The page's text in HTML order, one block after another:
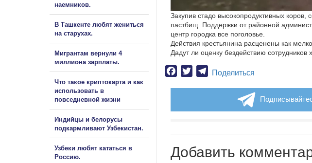
Закупив стадо высокопродуктивных коров,
пастбищ. Поддержки от районной
центр городка все поголовье.
Действия крестьянина расценены как
Дадут ли оценку бездействию сотрудников
Facebook
TwitterTelegram
Поделиться
Добавить
наемников.
В Ташкенте любят жениться
на старухах.
Мигрантам вернули 4
миллиона зарплаты.
Что такое криптокарта и как
использовать в
повседневной жизни
Индийцы и белорусы
подкармливают Узбекистан.
Узбеки любят кататься в
Россию.